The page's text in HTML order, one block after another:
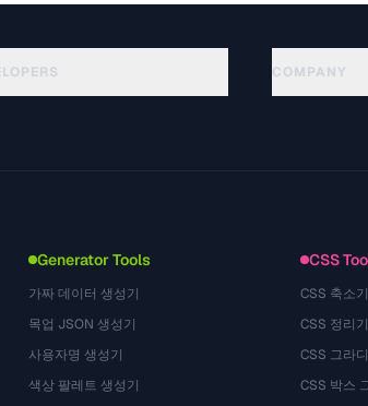
COMPANY
Generator Tools
가짜 데이터 생성기
목업 JSON 생성기
사용자명 생성기
색상 팔레트 생성기
CSS
CSS 축소기
CSS 정리기
CSS 그라
CSS 박스